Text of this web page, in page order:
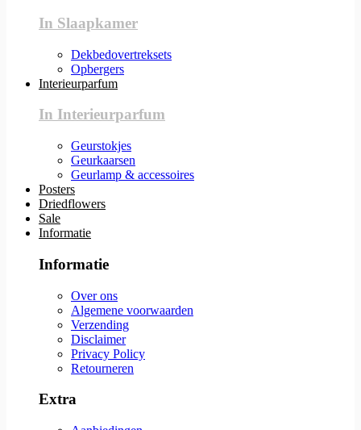
In Slaapkamer
Dekbedovertreksets
Opbergers
Interieurparfum
In Interieurparfum
Geurstokjes
Geurkaarsen
Geurlamp & accessoires
Posters
Driedflowers
Sale
Informatie
Informatie
Over ons
Algemene voorwaarden
Verzending
Disclaimer
Privacy Policy
Retourneren
Extra